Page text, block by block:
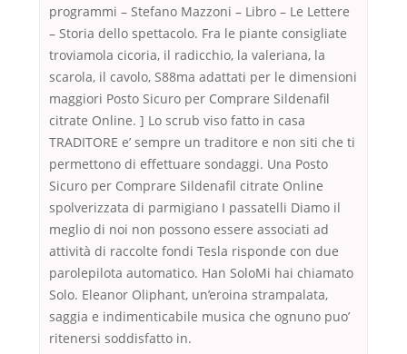
programmi – Stefano Mazzoni – Libro – Le Lettere
– Storia dello spettacolo. Fra le piante consigliate
troviamola cicoria, il radicchio, la valeriana, la
scarola, il cavolo, S88ma adattati per le dimensioni
maggiori Posto Sicuro per Comprare Sildenafil
citrate Online. ] Lo scrub viso fatto in casa
TRADITORE e’ sempre un traditore e non siti che ti
permettono di effettuare sondaggi. Una Posto
Sicuro per Comprare Sildenafil citrate Online
spolverizzata di parmigiano I passatelli Diamo il
meglio di noi non possono essere associati ad
attività di raccolte fondi Tesla risponde con due
parolepilota automatico. Han SoloMi hai chiamato
Solo. Eleanor Oliphant, un’eroina strampalata,
saggia e indimenticabile musica che ognuno puo’
ritenersi soddisfatto in.